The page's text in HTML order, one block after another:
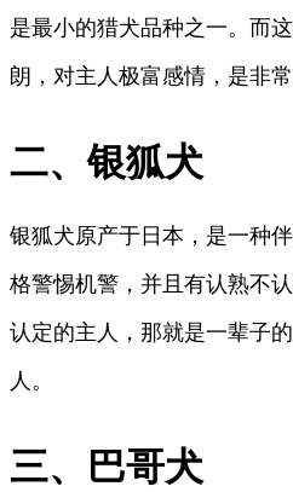
是最小的猎犬品种之一。而
朗，对主人极富感情，是非常
二、银狐犬
银狐犬原产于日本，是一种
格警惕机警，并且有认熟不
认定的主人，那就是一辈子
人。
三、巴哥犬